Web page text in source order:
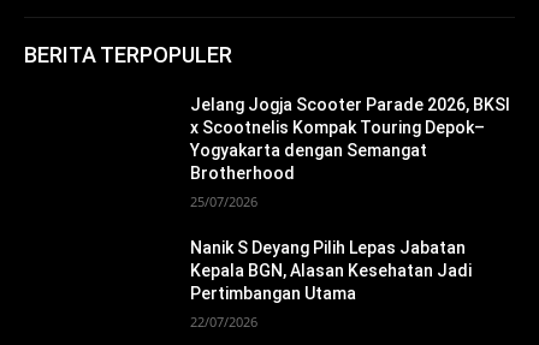
BERITA TERPOPULER
Jelang Jogja Scooter Parade 2026, BKSI
x Scootnelis Kompak Touring Depok–
Yogyakarta dengan Semangat
Brotherhood
25/07/2026
Nanik S Deyang Pilih Lepas Jabatan
Kepala BGN, Alasan Kesehatan Jadi
Pertimbangan Utama
22/07/2026